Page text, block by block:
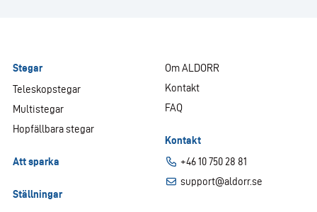
Stegar
Teleskopstegar
Multistegar
Hopfällbara stegar
Att sparka
Ställningar
Om ALDORR
Kontakt
FAQ
Kontakt
+46 10 750 28 81
support@aldorr.se